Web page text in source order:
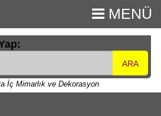
MENÜ
ARA
İç Mimarlık ve Dekorasyon